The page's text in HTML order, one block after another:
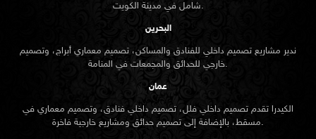
شامل في مدينة الكويت.
البحرين
ندير مشاريع تصميم داخلي للفنادق والمساكن، تصميم معماري أبراج، وتصميم
خارجي للحدائق والمجمعات في المنامة.
عمان
الكيدرا تقدم تصميم داخلي فلل، تصميم داخلي فنادق، وتصميم معماري في
مسقط، بالإضافة إلى تصميم حدائق ومشاريع خارجية فاخرة.